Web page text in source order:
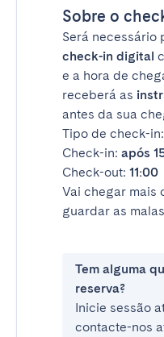
Sobre o
Será necessário
check-in digital
e a hora de
receberá as
antes da sua
Tipo de check-in:
Check-in: após
Check-out: 11:00
Vai chegar mais
guardar as
Tem alguma
reserva?
Inicie sessão
contacte-nos